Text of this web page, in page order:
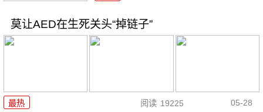
莫让AED在生死关头“掉链子”
最热 阅读 19225 05-28